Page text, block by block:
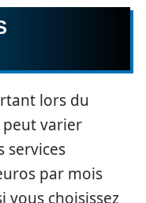
lors du
peut varier
services
par mois
vous choisissez